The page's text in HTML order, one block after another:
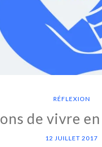
RÉFLEXION
de vivre
12 JUILLET 2017